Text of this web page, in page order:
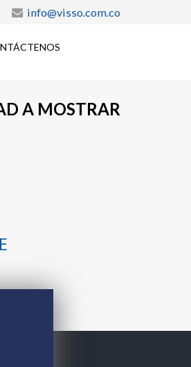
info@visso.com.co
A MOSTRAR